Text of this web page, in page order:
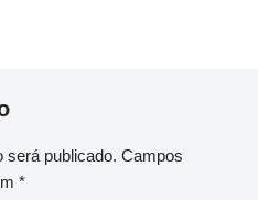
será publicado. Campos
*